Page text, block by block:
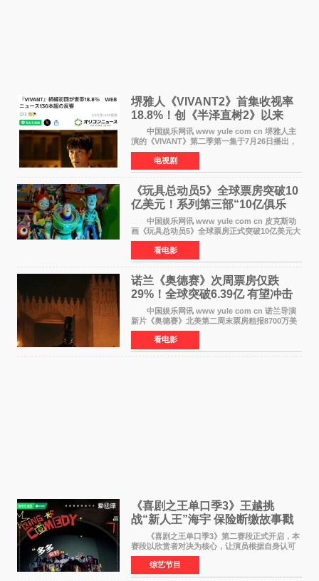
堺雅人《VIVANT2》首集收视率
18.8%！创《半泽直树2》以来
TBS周日剧场最高开局
中国娱乐网讯 www yule com cn 堺雅人主
演的《VIVANT》第二季第一集于7月26日播出，
首集收视率高达18 8%，成为自2020年《半泽直
树2》首集22%以来，TBS周日剧场最高开播收视
纪录。 考虑到
电视剧
《玩具总动员5》全球票房突破10
亿美元！系列第三部“10亿俱乐
部”达成
中国娱乐网讯 www yule com cn 皮克斯动
画《玩具总动员5》全球票房正式突破10亿美元大
关。截至上周末，该片全球累计票房已达10 22亿
美元，其中北美市场贡献4 48亿美元，中国内地
票房达2 82
看电影
诺兰《奥德赛》次周票房仅跌
29%！全球突破6.39亿 有望冲击
13亿成诺兰最卖座电影
中国娱乐网讯 www yule com cn 诺兰导演
新片《奥德赛》北美第二周末票房粗报8700万美
元（周五至周日：2600万&rarr;3460万
&rarr;2640万），较首周1 24亿美元仅下跌29
6%，走势极为强劲，远超
看电影
《喜剧之王单口季3》王越挑
战“新人王”海宇 保险断缴故事戳
中生活痛点
《喜剧之王单口季3》第二赛段正式开启，本
赛段以欣赏者对决为核心，让演员根据自身认可
选择对手，在作品碰撞中完成一次喜剧创作者之
间的交流。这里有实力相当的正面对抗，也有老
朋友、老对手之
综艺节目